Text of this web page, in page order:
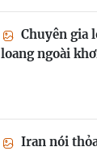
Chuyên gia
loang ngoài
Iran nói